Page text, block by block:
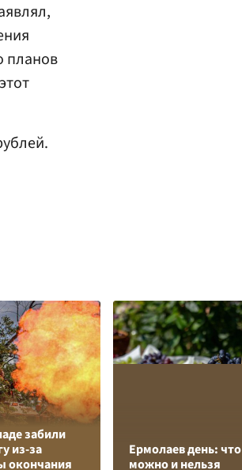
планов
забили
из-за
окончания
Ермолаев день: что
можно и нельзя